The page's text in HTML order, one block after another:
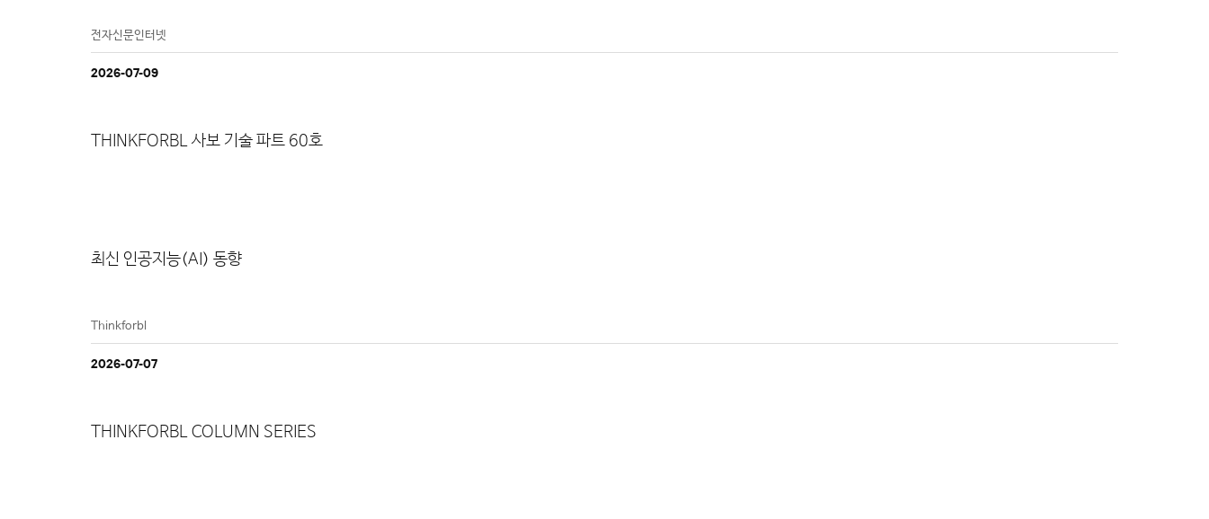
전자신문인터넷
2026-07-09
THINKFORBL 사보 기술 파트 60호
최신 인공지능(AI) 동향
Thinkforbl
2026-07-07
THINKFORBL COLUMN SERIES